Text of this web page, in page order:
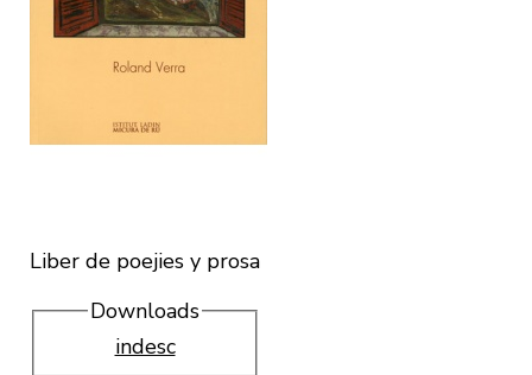
Liber de poejies y prosa
Downloads
indesc